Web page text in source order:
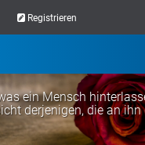
Registrieren
ein Mensch
derjenigen, die an ihn